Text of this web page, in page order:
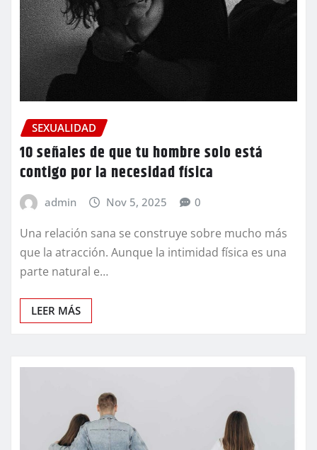
SEXUALIDAD
10 señales de que tu hombre solo está
contigo por la necesidad física
admin Nov 5, 2025 0
Una relación sana se construye sobre mucho más
que la atracción. Aunque la intimidad física es una
parte natural e…
LEER MÁS